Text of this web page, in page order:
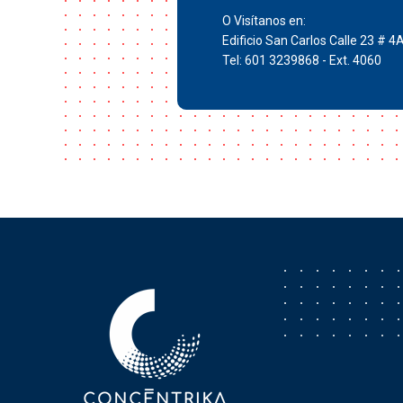
O Visítanos en:
Edificio San Carlos Calle 23 #
Tel: 601 3239868 - Ext. 4060